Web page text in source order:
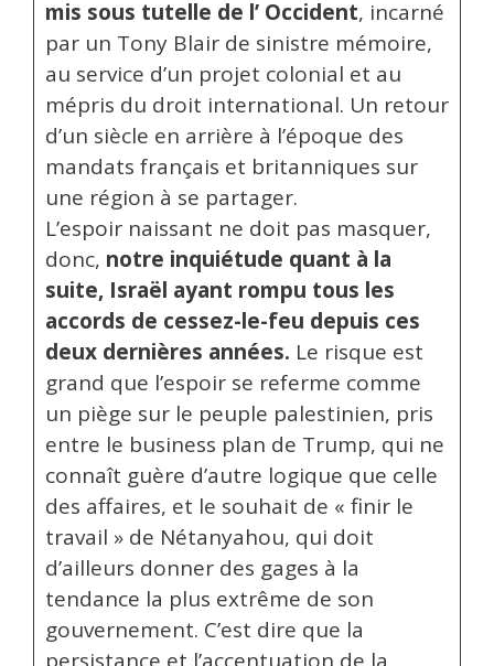
mis sous tutelle de l’ Occident, incarné
par un Tony Blair de sinistre mémoire,
au service d’un projet colonial et au
mépris du droit international. Un retour
d’un siècle en arrière à l’époque des
mandats français et britanniques sur
une région à se partager.
L’espoir naissant ne doit pas masquer,
donc, notre inquiétude quant à la
suite, Israël ayant rompu tous les
accords de cessez-le-feu depuis ces
deux dernières années. Le risque est
grand que l’espoir se referme comme
un piège sur le peuple palestinien, pris
entre le business plan de Trump, qui ne
connaît guère d’autre logique que celle
des affaires, et le souhait de « finir le
travail » de Nétanyahou, qui doit
d’ailleurs donner des gages à la
tendance la plus extrême de son
gouvernement. C’est dire que la